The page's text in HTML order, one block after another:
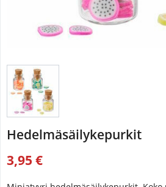
Hedelmäsäilykepurkit
3,95 €